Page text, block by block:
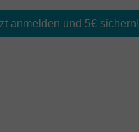
anmelden und 5€ sichern!